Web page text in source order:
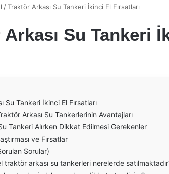
/Traktör Arkası Su Tankeri İkinci El Fırsatları
Su Tankeri
Su Tankeri İkinci El Fırsatları
Arkası Su Tankerlerinin Avantajları
Tankeri Alırken Dikkat Edilmesi Gerekenler
ve Fırsatlar
Sorular)
traktör arkası su tankerleri nerelerde